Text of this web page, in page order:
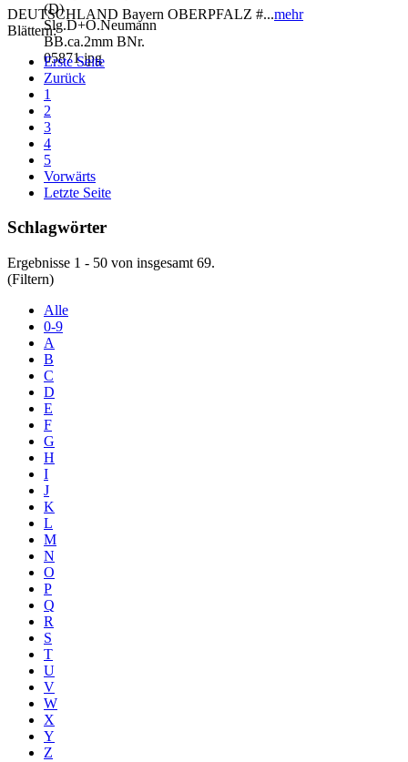
DEUTSCHLAND Bayern OBERPFALZ #...mehr
Blättern:
Erste Seite
Zurück
1
2
3
4
5
Vorwärts
Letzte Seite
Schlagwörter
Ergebnisse 1 - 50 von insgesamt 69.
(Filtern)
Alle
0-9
A
B
C
D
E
F
G
H
I
J
K
L
M
N
O
P
Q
R
S
T
U
V
W
X
Y
Z